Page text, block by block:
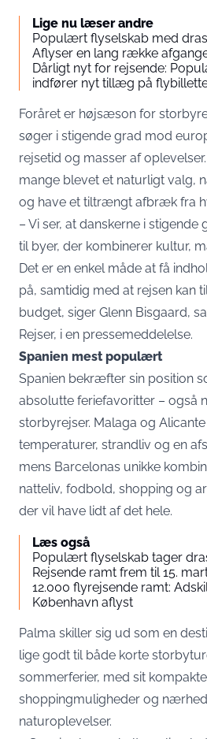
Lige nu læser andre
Populært flyselskab med
Aflyser en lang række
Dårligt nyt for rejsende:
indfører nyt tillæg på
Foråret er højsæson for
søger i stigende grad mod
rejsetid og masser af
mange blevet et naturligt valg,
og have et tiltrængt afbræk fra
– Vi ser, at danskerne i
til byer, der kombinerer kultur,
Det er en enkel måde at få
på, samtidig med at rejsen kan
budget, siger Glenn Bisgaard,
Rejser, i en pressemeddelelse.
Spanien mest populært
Spanien bekræfter sin position
absolutte feriefavoritter – også
storbyrejser. Malaga og
temperaturer, strandliv og en
mens Barcelonas unikke
natteliv, fodbold, shopping og
der vil have lidt af det hele.
Læs også
Populært flyselskab tager
Rejsende ramt frem til 15.
12.000 flyrejsende ramt:
København aflyst
Palma skiller sig ud som en
lige godt til både korte
sommerferier, med sit
shoppingmuligheder og
naturoplevelser.